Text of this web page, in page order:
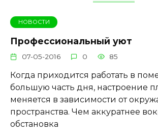
НОВОСТИ
Профессиональный уют
07-05-2016 0 85
Когда приходится работать в
большую часть дня, настроение
меняется в зависимости от
пространства. Чем аккуратнее
обстановка